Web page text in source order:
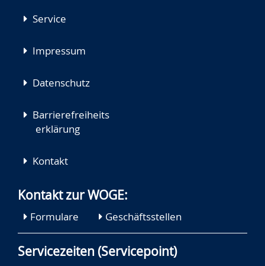
Service
Impressum
Datenschutz
Barrierefreiheits
erklärung
Kontakt
Kontakt zur WOGE:
Formulare Geschäftsstellen
Servicezeiten (Servicepoint)